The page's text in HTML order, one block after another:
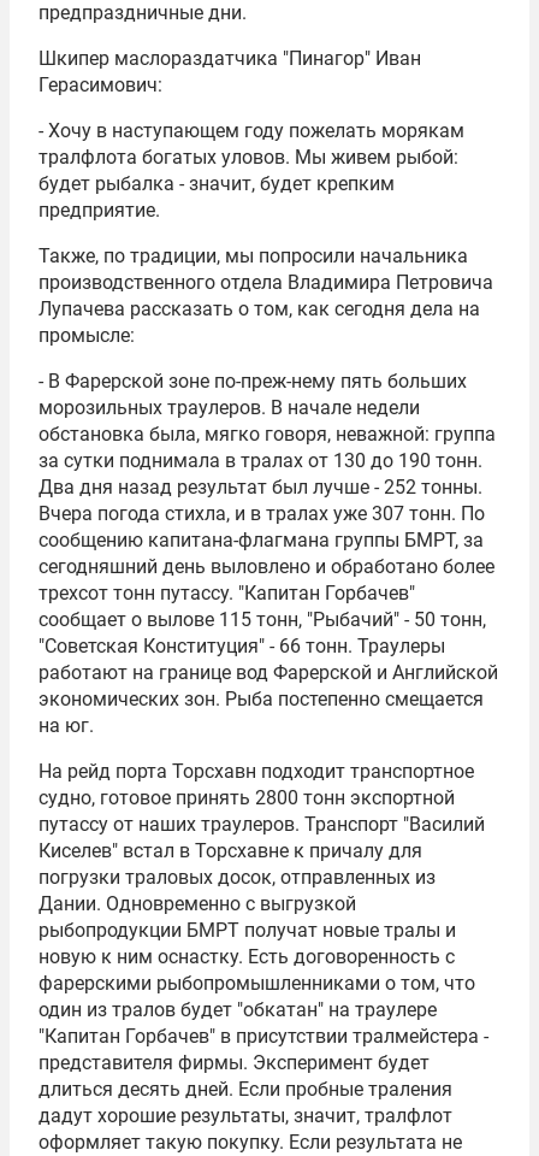
предпраздничные дни.
Шкипер маслораздатчика "Пинагор" Иван
Герасимович:
- Хочу в наступающем году пожелать морякам
тралфлота богатых уловов. Мы живем рыбой:
будет рыбалка - значит, будет крепким
предприятие.
Также, по традиции, мы попросили начальника
производственного отдела Владимира Петровича
Лупачева рассказать о том, как сегодня дела на
промысле:
- В Фарерской зоне по-преж-нему пять больших
морозильных траулеров. В начале недели
обстановка была, мягко говоря, неважной: группа
за сутки поднимала в тралах от 130 до 190 тонн.
Два дня назад результат был лучше - 252 тонны.
Вчера погода стихла, и в тралах уже 307 тонн. По
сообщению капитана-флагмана группы БМРТ, за
сегодняшний день выловлено и обработано более
трехсот тонн путассу. "Капитан Горбачев"
сообщает о вылове 115 тонн, "Рыбачий" - 50 тонн,
"Советская Конституция" - 66 тонн. Траулеры
работают на границе вод Фарерской и Английской
экономических зон. Рыба постепенно смещается
на юг.
На рейд порта Торсхавн подходит транспортное
судно, готовое принять 2800 тонн экспортной
путассу от наших траулеров. Транспорт "Василий
Киселев" встал в Торсхавне к причалу для
погрузки траловых досок, отправленных из
Дании. Одновременно с выгрузкой
рыбопродукции БМРТ получат новые тралы и
новую к ним оснастку. Есть договоренность с
фарерскими рыбопромышленниками о том, что
один из тралов будет "обкатан" на траулере
"Капитан Горбачев" в присутствии тралмейстера -
представителя фирмы. Эксперимент будет
длиться десять дней. Если пробные траления
дадут хорошие результаты, значит, тралфлот
оформляет такую покупку. Если результата не